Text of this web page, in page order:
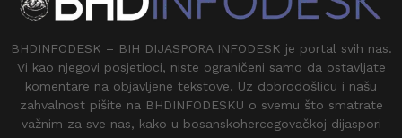
BHDINFODESK – BIH DIJASPORA INFODESK je portal svih nas.
Vi kao njegovi posjetioci, niste ograničeni samo da ostavljate
komentare na objavljene tekstove. Uz dobrodošlicu i našu
zahvalnost pišite na BHDINFODESKU o svemu što smatrate
važnim za sve nas, kako u bosanskohercegovačkoj dijaspori